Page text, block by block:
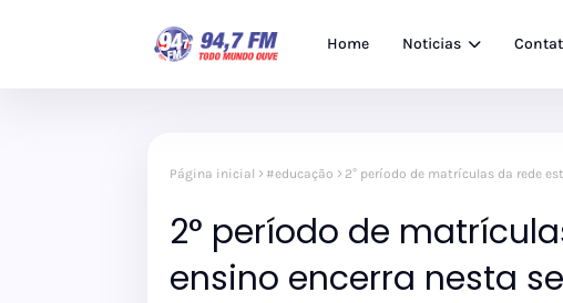
Home Noticias
Página inicial #educação 2° período de matrículas da rede
2° período de
ensino encerra nesta